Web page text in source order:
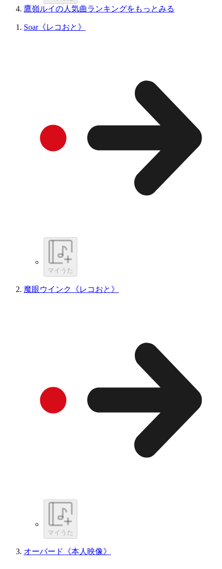
鷹嶺ルイの人気曲ランキングをもっとみる
Soar《レコおと》
マイうた
魔眼ウインク《レコおと》
マイうた
オーバード《本人映像》